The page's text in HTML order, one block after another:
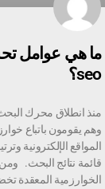
ما هي عوامل
seo؟
منذ انطلاق محرك
وهم يقومون باتباع
المواقع الإلكترونية
قائمة نتائج البحث.
الخوارزمية المعقدة